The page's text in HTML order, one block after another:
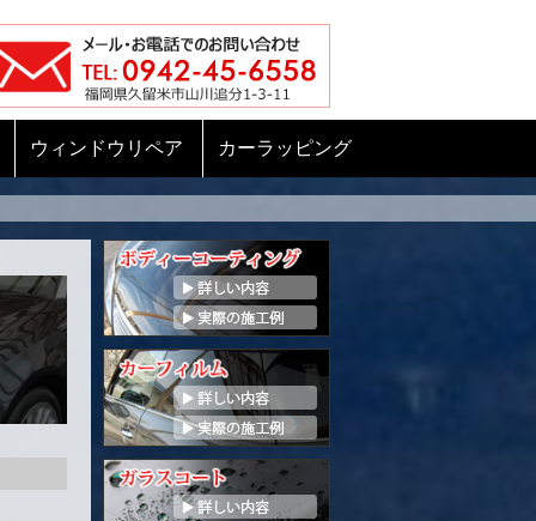
ウィンドウリペア カーラッピング